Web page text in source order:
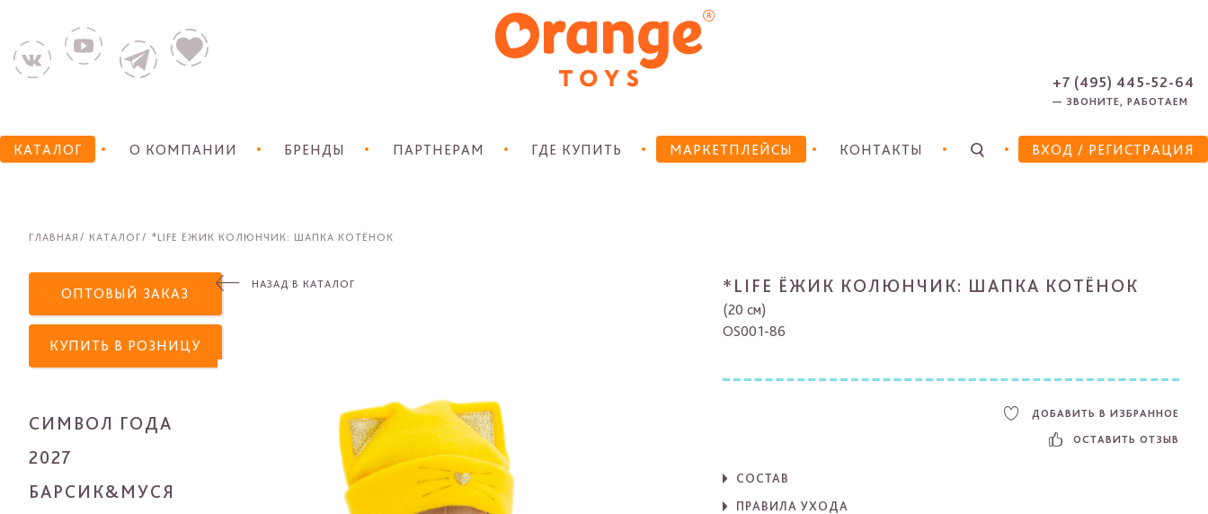
КАТАЛОГ О КОМПАНИИ БРЕНДЫ ПАРТНЕРАМ ГДЕ КУПИТЬ МАРКЕТПЛЕЙСЫ КОНТАКТЫ ВХОД / РЕГИСТРАЦИЯ
+7 (495) 445-52-64
— ЗВОНИТЕ, РАБОТАЕМ
ГЛАВНАЯ КАТАЛОГ *LIFE ЁЖИК КОЛЮНЧИК: ШАПКА КОТЁНОК
ОПТОВЫЙ ЗАКАЗ
КУПИТЬ В РОЗНИЦУ
СИМВОЛ ГОДА
2027
БАРСИК&МУСЯ
НАЗАД В КАТАЛОГ *LIFE ЁЖИК КОЛЮНЧИК: ШАПКА КОТЁНОК
(20 см)
OS001-86
ДОБАВИТЬ В ИЗБРАННОЕ
ОСТАВИТЬ ОТЗЫВ
СОСТАВ
ПРАВИЛА УХОДА